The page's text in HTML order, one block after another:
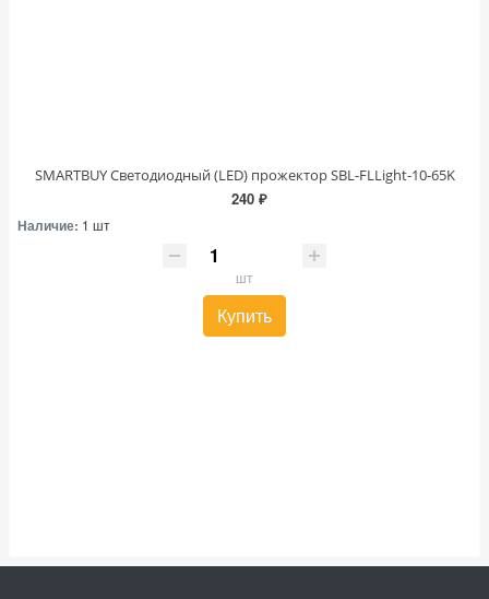
SMARTBUY Светодиодный (LED) прожектор SBL-FLLight-10-65K
240 ₽
Наличие: 1 шт
шт
Купить